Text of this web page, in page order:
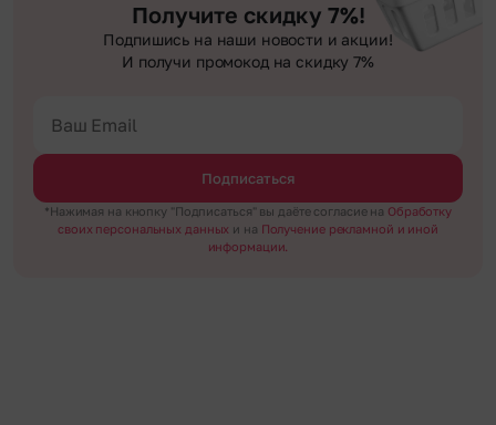
Получите скидку 7%!
Подпишись на наши новости и акции!
И получи промокод на скидку 7%
Подписаться
*Нажимая на кнопку "Подписаться" вы даёте согласие на Обработку
своих персональных данных и на Получение рекламной и иной
информации.